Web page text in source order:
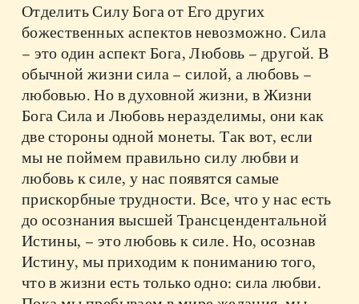
Отделить Силу Бога от Его других
божественных аспектов невозможно. Сила
– это один аспект Бога, Любовь – другой. В
обычной жизни сила – силой, а любовь –
любовью. Но в духовной жизни, в Жизни
Бога Сила и Любовь неразделимы, они как
две стороны одной монеты. Так вот, если
мы не поймем правильно силу любви и
любовь к силе, у нас появятся самые
прискорбные трудности. Все, что у нас есть
до осознания высшей Трансцендентальной
Истины, – это любовь к силе. Но, осознав
Истину, мы приходим к пониманию того,
что в жизни есть только одно: сила любви.